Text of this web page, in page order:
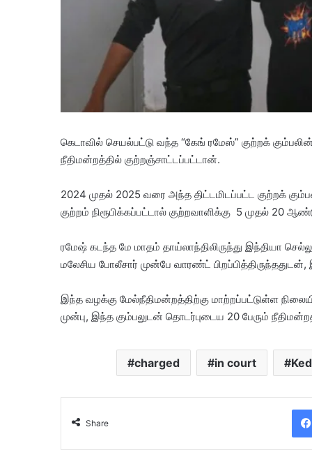
கெடாவில் செயல்பட்டு வந்த “கேங் ரமேஸ்” குற்றக்
நீதிமன்றத்தில் குற்றஞ்சாட்டப்பட்டான்.
2024 முதல் 2025 வரை அந்த திட்டமிடப்பட்ட குற்றக்
குற்றம் நிரூபிக்கப்பட்டால் குற்றவாளிக்கு 5 முதல் 20
ரமேஷ் கடந்த மே மாதம் தாய்லாந்திலிருந்து இந்தியா
மலேசிய போலீசார் முன்பே வாரண்ட்
இந்த வழக்கு மேல்நீதிமன்றத்திற்கு மாற்றப்பட்டுள்ள
முன்பு, இந்த கும்பலுடன் தொடர்புடைய 20 பேரும்
charged in court
Share